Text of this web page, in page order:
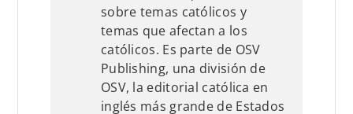
sobre temas católicos y
temas que afectan a los
católicos. Es parte de OSV
Publishing, una división de
OSV, la editorial católica en
inglés más grande de Estados